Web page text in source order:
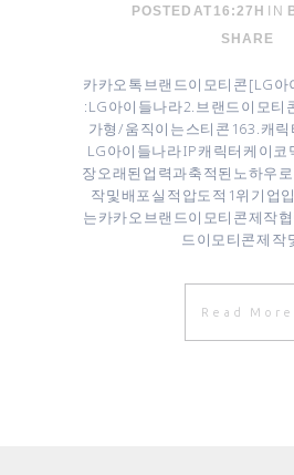
POSTED AT 16:27H IN
SHARE
카카오톡 브랜드이모티콘 [ LG아
: LG아이들나라 2. 브랜드 이모티
가형 / 움직이는 스티콘 16 3. 캐
LG아이들나라 IP 캐릭터 케이코
장 오래된 업력과 축적된 노하우
작 및 배포 실적 압도적 1위 기업
는 카카오 브랜드이모티콘 제작
드이모티콘 제작
Read More